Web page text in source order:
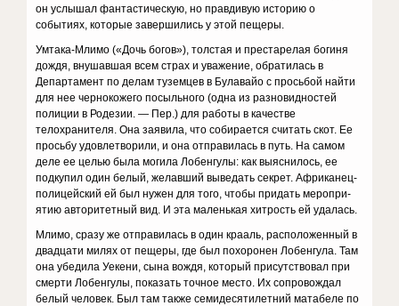
он услышал фантастическую, но правдивую историю о
событиях, которые заверши­лись у этой пещеры.
Умтака-Млимо («Дочь богов»), толстая и преста­релая богиня
дождя, внушавшая всем страх и уважение, обратилась в
Департамент по делам туземцев в Булавайо с просьбой найти
для нее чернокожего посыльного (одна из разновидностей
полиции в Родезии. — Пер.) для работы в качестве
телохранителя. Она заявила, что со­бирается считать скот. Ее
просьбу удовлетворили, и она отправилась в путь. На самом
деле ее целью была могила Лобенгулы: как выяснилось, ее
подкупил один белый, желавший выведать секрет. Африканец-
полицей­ский ей был нужен для того, чтобы придать меропри­
ятию авторитетный вид. И эта маленькая хитрость ей удалась.
Млимо, сразу же отправилась в один крааль, распо­ложенный в
двадцати милях от пещеры, где был по­хоронен Лобенгула. Там
она убедила Уекени, сына вож­дя, который присутствовал при
смерти Лобенгулы, показать точное место. Их сопровождал
белый человек. Был там также семидесятилетний матабеле по